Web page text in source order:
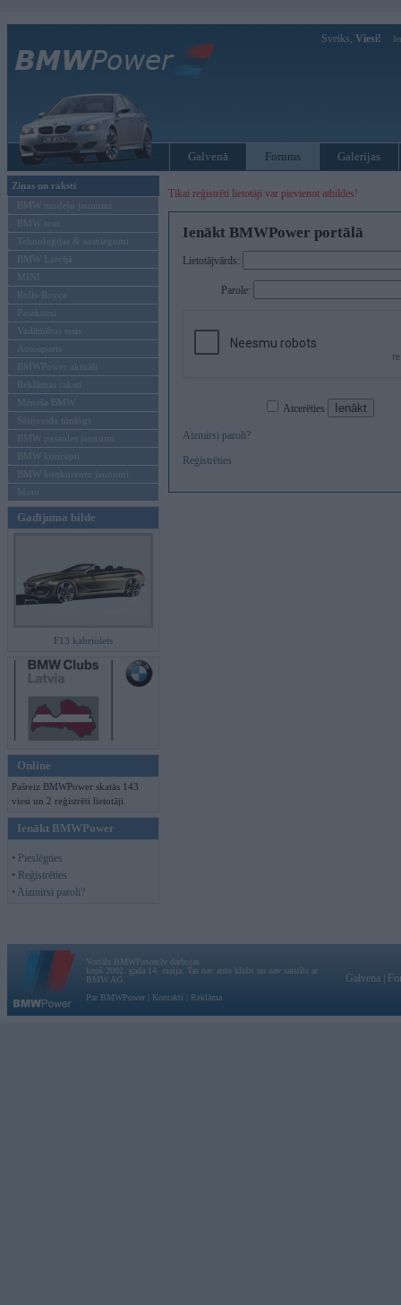
Sveiks, Viesi!
Galvenā Forums Galerijas
Ziņas un raksti
BMW modeļu jaunumi
BMW testi
Tehnoloģijas & sasniegumi
BMW Latvijā
MINI
Rolls-Royce
Pasākumi
Vadāmības tests
Autosports
BMWPower aktuāli
Reklāmas raksti
Mēneša BMW
Sērijveida tūnings
BMW pasaules jaunumi
BMW koncepti
BMW konkurentu jaunumi
Moto
Gadījuma bilde
F13 kabriolets
Online
Pašreiz BMWPower skatās 143
viesi un 2 reģistrēti lietotāji.
Ienākt BMWPower
• Pieslēgties
• Reģistrēties
• Aizmirsi paroli?
Tikai reģistrēti lietotāji var pievienot atbildes!
Ienākt BMWPower portālā
Lietotājvārds:
Parole:
Atcerēties
Aizmirsi paroli?
Reģistrēties
Vortāls BMWPower.lv darbojas
kopš 2002. gada 14. maija. Tas nav auto klubs un nav saistīts ar
BMW AG.
Par BMWPower
Kontakti Reklāma
Galvena